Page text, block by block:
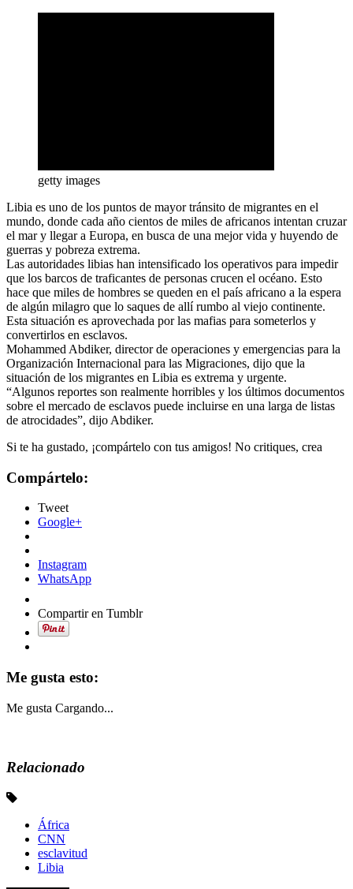
getty images
Libia es uno de los puntos de mayor tránsito de migrantes en el
mundo, donde cada año cientos de miles de africanos intentan cruzar
el mar y llegar a Europa, en busca de una mejor vida y huyendo de
guerras y pobreza extrema.
Las autoridades libias han intensificado los operativos para impedir
que los barcos de traficantes de personas crucen el océano. Esto
hace que miles de hombres se queden en el país africano a la espera
de algún milagro que lo saques de allí rumbo al viejo continente.
Esta situación es aprovechada por las mafias para someterlos y
convertirlos en esclavos.
Mohammed Abdiker, director de operaciones y emergencias para la
Organización Internacional para las Migraciones, dijo que la
situación de los migrantes en Libia es extrema y urgente.
“Algunos reportes son realmente horribles y los últimos documentos
sobre el mercado de esclavos puede incluirse en una larga de listas
de atrocidades”, dijo Abdiker.
Si te ha gustado, ¡compártelo con tus amigos! No critiques, crea
Compártelo:
Tweet
Google+
Instagram
WhatsApp
Compartir en Tumblr
Me gusta esto:
Me gusta Cargando...
Relacionado
África
CNN
esclavitud
Libia